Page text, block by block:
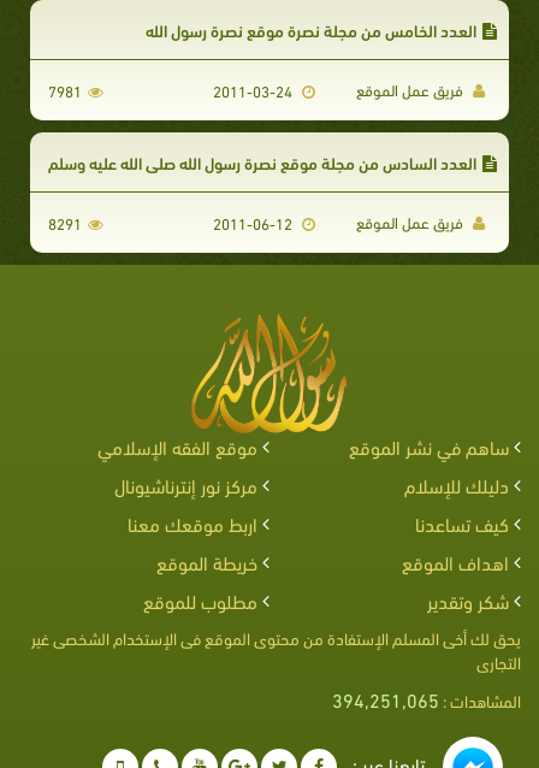
العدد الخامس من مجلة نصرة موقع نصرة رسول الله
فريق عمل الموقع 7981
العدد السادس من مجلة موقع نصرة رسول الله صلى الله عليه وسلم
فريق عمل الموقع 8291
ساهم في نشر الموقع
موقع الفقه الإسلامي
دليلك للإسلام
مركز نور إنترناشيونال
كيف تساعدنا
اربط موقعك معنا
اهداف الموقع
خريطة الموقع
شكر وتقدير
مطلوب للموقع
يحق لك أخى المسلم الإستفادة من محتوى الموقع فى الإستخدام الشخصى غير
التجارى
المشاهدات : 394,251,065